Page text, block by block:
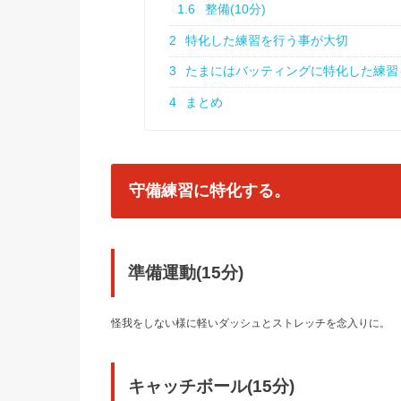
1.6 整備(10分)
2 特化した練習を行う事が大切
3 たまにはバッティングに特化した練
4 まとめ
守備練習に特化する。
準備運動(15分)
怪我をしない様に軽いダッシュとストレッチを念入りに。
キャッチボール(15分)